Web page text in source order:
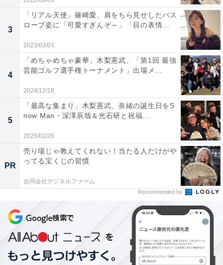
3
「リアル天使」篠崎愛、肩をちら見せしたバス
ローブ姿に「可愛すぎんぞ～」「目の表情...
2023/03/03
4
「めちゃめちゃ豪華」木梨憲武、「第1回 最強
芸能ゴルフ選手権トーナメント」出場メ...
2024/12/18
5
「最高な集まり」木梨憲武、奈緒の誕生日をS
now Man・深澤辰哉＆光石研と祝福...
2025/02/20
PR
売り場じゃ教えてくれない！当たる人だけがや
ってる宝くじの習慣
合同会社デジタルファーム
Recommended by